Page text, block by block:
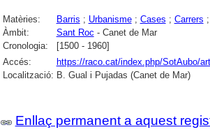
Matèries: Barris ; Urbanisme; Cases ; Carrers
Àmbit:
Sant Roc - Canet de Mar
Cronologia:
[1500 - 1960]
Accés:
https://raco.cat/index.php/SotAubo/
Localització: B. Gual i Pujadas (Canet de Mar)
Enllaç permanent a aquest